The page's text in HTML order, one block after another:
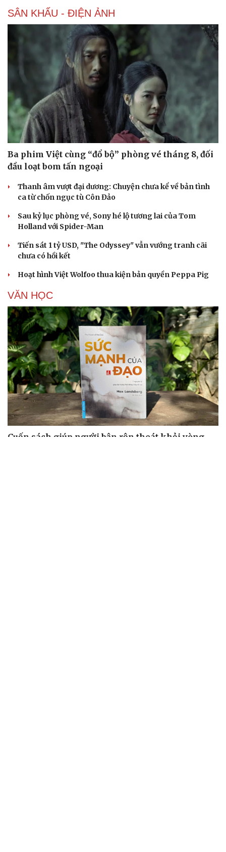
SÂN KHẤU - ĐIỆN ẢNH
Ba phim Việt cùng “đổ bộ” phòng vé tháng 8, đối
đầu loạt bom tấn ngoại
Thanh âm vượt đại dương: Chuyện chưa kể về bản tình
ca từ chốn ngục tù Côn Đảo
Sau kỷ lục phòng vé, Sony hé lộ tương lai của Tom
Holland với Spider-Man
Tiến sát 1 tỷ USD, "The Odyssey" vẫn vướng tranh cãi
chưa có hồi kết
Hoạt hình Việt Wolfoo thua kiện bản quyền Peppa Pig
VĂN HỌC
Cuốn sách giúp người bận rộn thoát khỏi vòng